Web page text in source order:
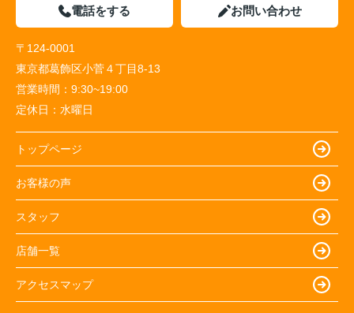
電話をする お問い合わせ
〒124-0001
東京都葛飾区小菅４丁目8-13
営業時間： 9:30~19:00
定休日： 水曜日
トップページ
お客様の声
スタッフ
店舗一覧
アクセスマップ